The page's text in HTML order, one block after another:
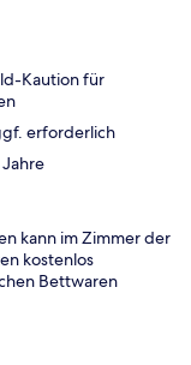
Kaution für
erforderlich
kann im Zimmer der
kostenlos
Bettwaren